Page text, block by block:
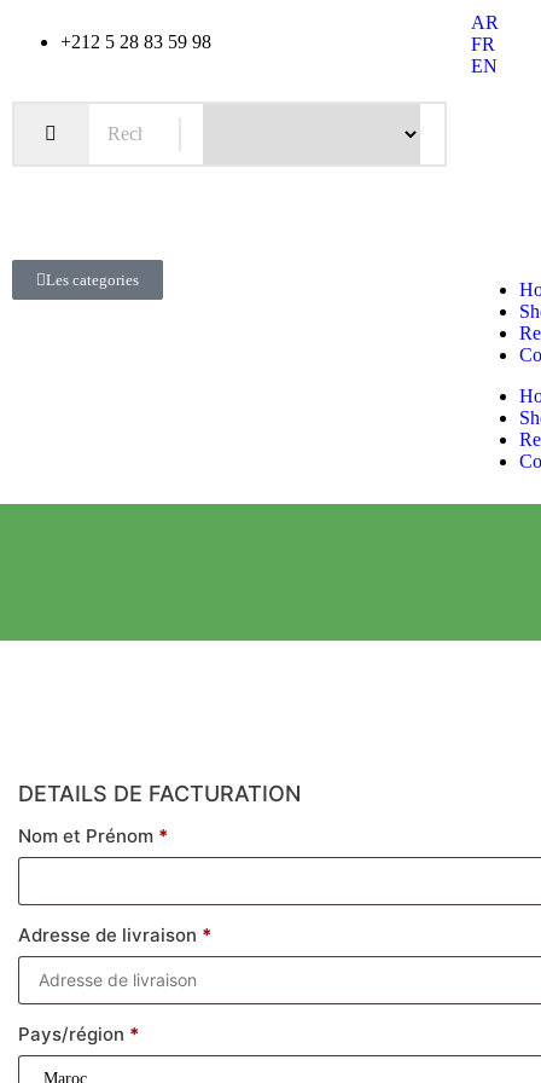
+212 5 28 83 59 98
AR
FR
EN
Les categories
DETAILS DE FACTURATION
Nom et Prénom *
Adresse de livraison *
Pays/région *